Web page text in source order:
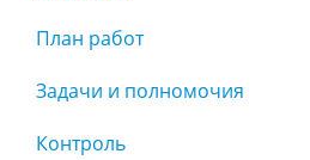
План работ
Задачи и полномочия
Контроль